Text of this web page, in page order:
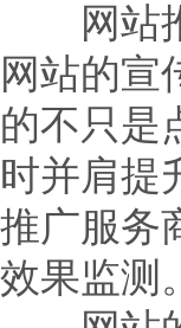
网站推
网站的宣
的不只是
时并肩提
推广服务
效果监测。